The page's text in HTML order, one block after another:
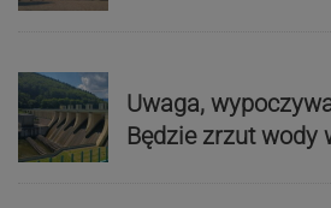
Uwaga,
Będzie zrzut wody